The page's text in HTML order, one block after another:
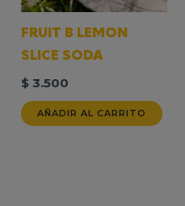
FRUIT B LEMON
SLICE SODA
$ 3.500
AÑADIR AL CARRITO